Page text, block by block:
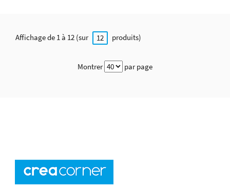
Affichage de 1 à 12 (sur 12 produits)
Montrer par page